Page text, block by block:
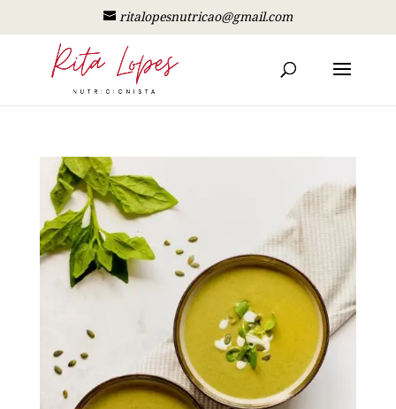
ritalopesnutricao@gmail.com